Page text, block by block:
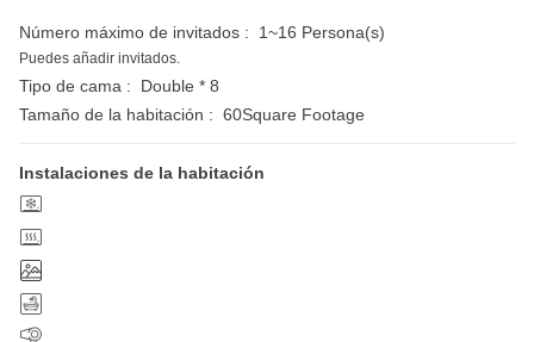
Número máximo de invitados : 1~16 Persona(s)
Puedes añadir invitados.
Tipo de cama :
Double * 8
Tamaño de la habitación : 60Square Footage
Instalaciones de la habitación